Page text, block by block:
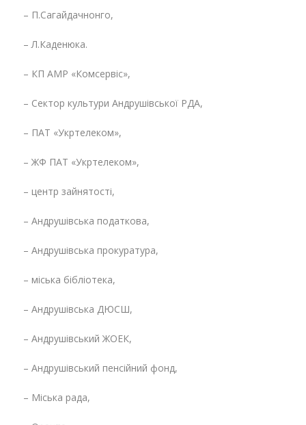
– П.Сагайдачнонго,
– Л.Каденюка.
– КП АМР «Комсервіс»,
– Сектор культури Андрушівської РДА,
– ПАТ «Укртелеком»,
– ЖФ ПАТ «Укртелеком»,
– центр зайнятості,
– Андрушівська податкова,
– Андрушівська прокуратура,
– міська бібліотека,
– Андрушівська ДЮСШ,
– Андрушівський ЖОЕК,
– Андрушівський пенсійний фонд,
– Міська рада,